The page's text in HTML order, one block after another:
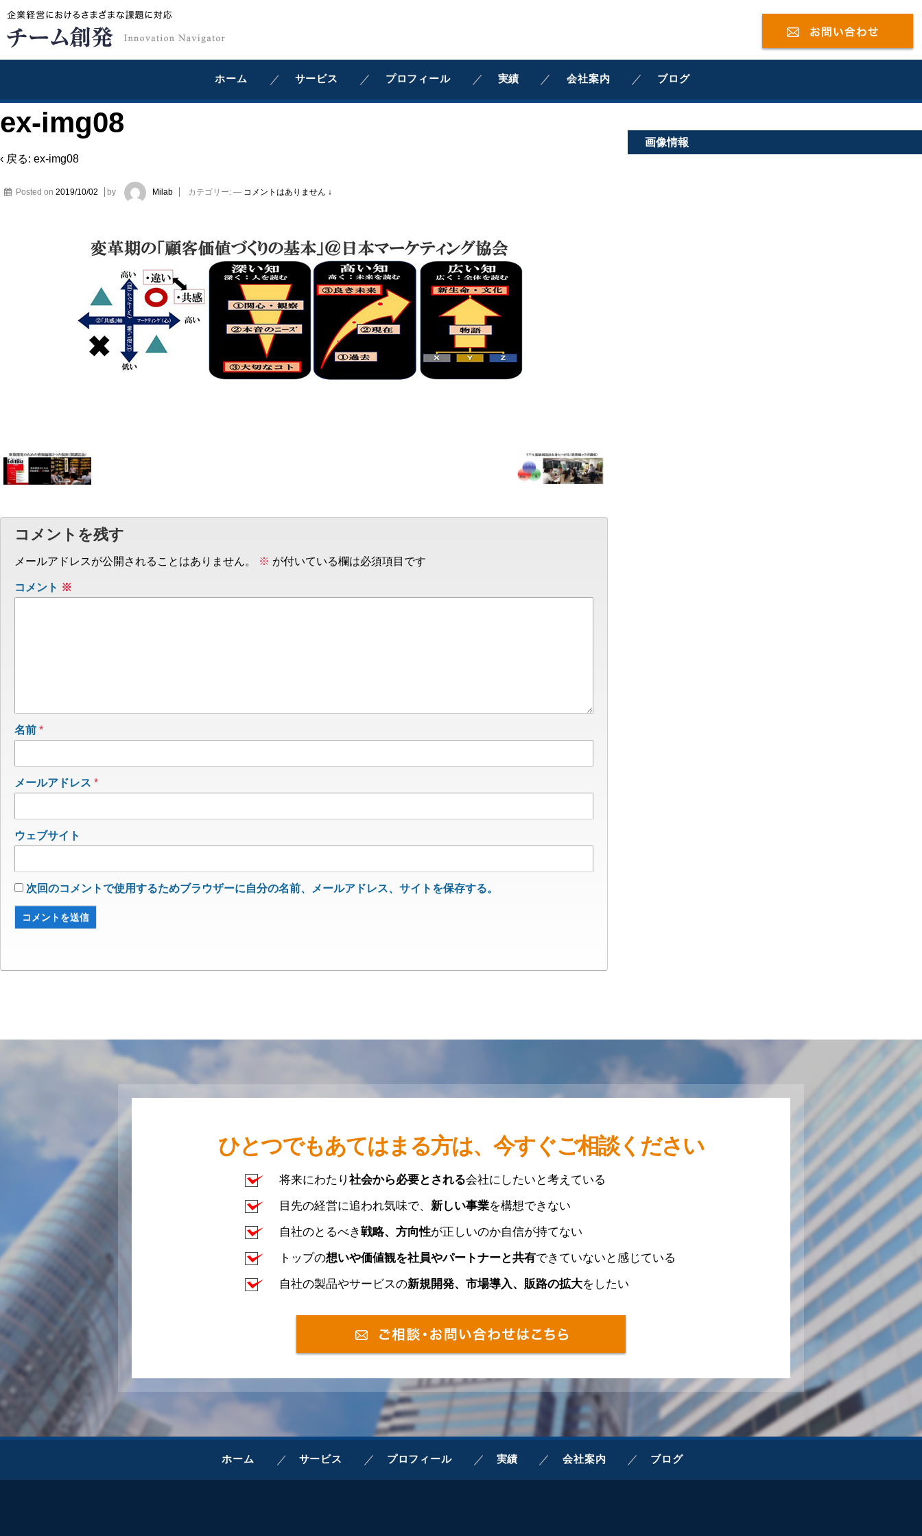
ホーム サービス プロフィール 実績 会社案内 ブログ
ex-img08
‹ 戻る: ex-img08
Posted on 2019/10/02 by Milab カテゴリー: — コメントはありません ↓
コメントを残す
メールアドレスが公開されることはありません。 ※ が付いている欄は必須項目です
コメント ※
名前 *
メールアドレス *
ウェブサイト
次回のコメントで使用するためブラウザーに自分の名前、メールアドレス、サイトを保存する。
画像情報
ひとつでもあてはまる方は、今すぐご相談ください
将来にわたり 社会から必要とされる会社にしたいと考えている
目先の経営に追われ気味で、 新しい事業を構想できない
自社のとるべき戦略、方向性が正しいのか自信が持てない
トップの想いや価値観を社員やパートナーと共有できていないと感じている
自社の製品やサービスの新規開発、市場導入、販路の拡大をしたい
ホーム サービス プロフィール 実績 会社案内 ブログ